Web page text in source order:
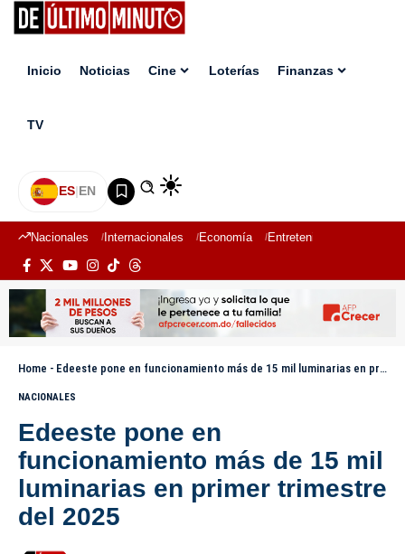
Inicio Noticias Cine Loterías Finanzas
TV
ES|EN
Nacionales Internacionales Economía Entretenimiento
Home - Edeeste pone en funcionamiento más de 15 mil luminarias en primer trimestre del 2025
NACIONALES
Edeeste pone en
funcionamiento más de 15 mil
luminarias en primer trimestre
del 2025